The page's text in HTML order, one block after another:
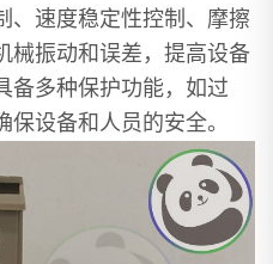
、速度稳定性控制、摩擦
械振动和误差，提高设备
备多种保护功能，如过
设备和人员的安全。